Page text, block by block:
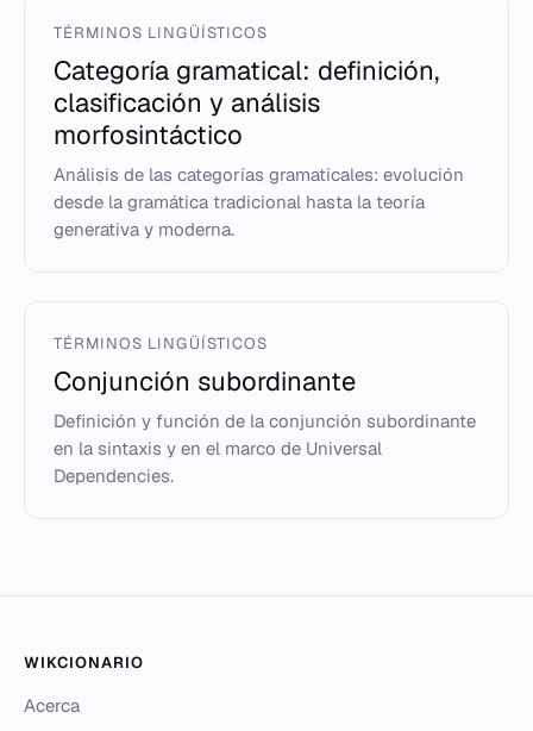
TÉRMINOS LINGÜÍSTICOS
Categoría gramatical: definición,
clasificación y análisis
morfosintáctico
Análisis de las categorías gramaticales: evolución
desde la gramática tradicional hasta la teoría
generativa y moderna.
TÉRMINOS LINGÜÍSTICOS
Conjunción subordinante
Definición y función de la conjunción subordinante
en la sintaxis y en el marco de Universal
Dependencies.
WIKCIONARIO
Acerca